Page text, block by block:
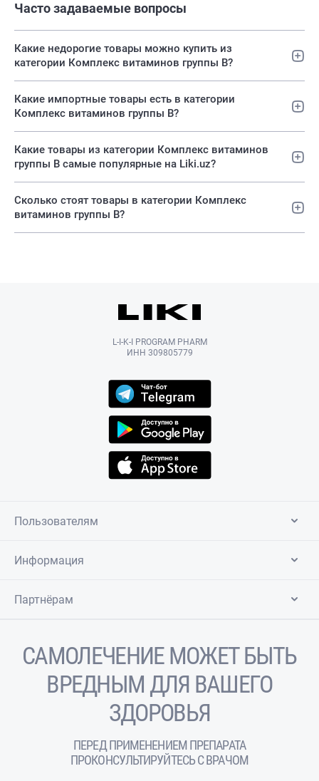
Часто задаваемые вопросы
Какие недорогие товары можно купить из
категории Комплекс витаминов группы B?
Какие импортные товары есть в категории
Комплекс витаминов группы B?
Какие товары из категории Комплекс витаминов
группы B самые популярные на Liki.uz?
Сколько стоят товары в категории Комплекс
витаминов группы B?
L-I-K-I PROGRAM PHARM
ИНН 309805779
Пользователям
Информация
Партнёрам
САМОЛЕЧЕНИЕ МОЖЕТ БЫТЬ
ВРЕДНЫМ ДЛЯ ВАШЕГО
ЗДОРОВЬЯ
ПЕРЕД ПРИМЕНЕНИЕМ ПРЕПАРАТА
ПРОКОНСУЛЬТИРУЙТЕСЬ С ВРАЧОМ